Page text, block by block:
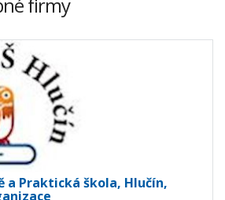
a Praktická škola, Hlučín,